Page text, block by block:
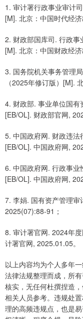
1. 审计署行政事业审计
[M]. 北京：中国时代经
2. 财政部国库司. 行政事
[M]. 北京：中国财政经
3. 国务院机关事务管理
（2025年修订版）[M].
4. 财政部. 事业单位国有
[EB/OL]. 财政部官网,
5. 中国政府网. 财政违法
[EB/OL]. 中国政府网,
6. 中国政府网. 行政事业
[EB/OL]. 中国政府网,
7. 李娟. 国有资产管理
2025(07):88-91；
8. 审计署官网. 2024年
计署官网, 2025.01.05。
以上内容均为个人多年
法律法规整理而成，所
核实，无任何杜撰捏造
相关人员参考。违规处
理的高频违规点，也是